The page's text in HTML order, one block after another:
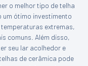
o melhor tipo de telha
um ótimo investimento
extremas,
comuns. Além disso,
seu lar acolhedor e
de cerâmica pode